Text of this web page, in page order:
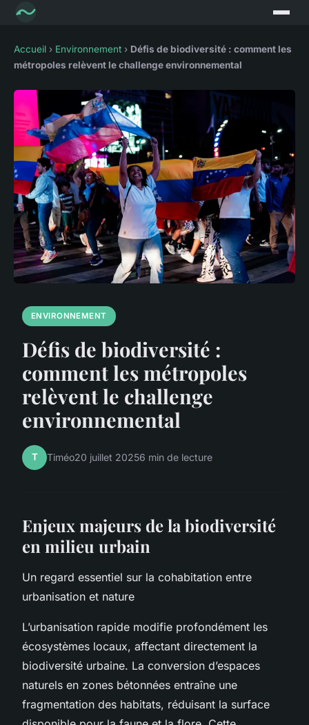
Accueil › Environnement › Défis de biodiversité : comment les
métropoles relèvent le challenge environnemental
ENVIRONNEMENT
Défis de biodiversité :
comment les métropoles
relèvent le challenge
environnemental
T Timéo20 juillet 20256 min de lecture
Enjeux majeurs de la biodiversité
en milieu urbain
Un regard essentiel sur la cohabitation entre
urbanisation et nature
L’urbanisation rapide modifie profondément les
écosystèmes locaux, affectant directement la
biodiversité urbaine. La conversion d’espaces
naturels en zones bétonnées entraîne une
fragmentation des habitats, réduisant la surface